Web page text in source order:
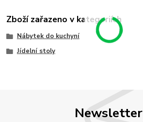
Zboží zařazeno v kategoriích
Nábytek do kuchyní
Jídelní stoly
Newsletter